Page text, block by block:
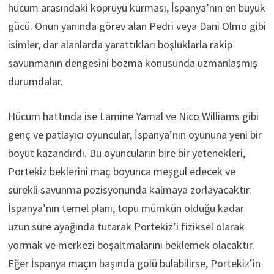
hücum arasındaki köprüyü kurması, İspanya’nın en büyük
gücü. Onun yanında görev alan Pedri veya Dani Olmo gibi
isimler, dar alanlarda yarattıkları boşluklarla rakip
savunmanın dengesini bozma konusunda uzmanlaşmış
durumdalar.
Hücum hattında ise Lamine Yamal ve Nico Williams gibi
genç ve patlayıcı oyuncular, İspanya’nın oyununa yeni bir
boyut kazandırdı. Bu oyuncuların bire bir yetenekleri,
Portekiz beklerini maç boyunca meşgul edecek ve
sürekli savunma pozisyonunda kalmaya zorlayacaktır.
İspanya’nın temel planı, topu mümkün olduğu kadar
uzun süre ayağında tutarak Portekiz’i fiziksel olarak
yormak ve merkezi boşaltmalarını beklemek olacaktır.
Eğer İspanya maçın başında golü bulabilirse, Portekiz’in